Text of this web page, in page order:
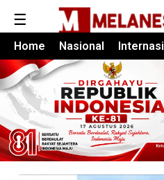
☰
Home Nasional